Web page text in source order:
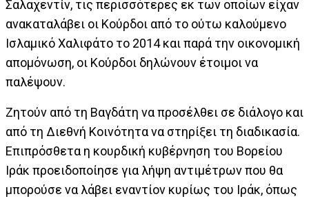
Σαλαχεντίν, τις περισσότερες εκ των οποίων είχαν
ανακαταλάβει οι Κούρδοι από το ούτω καλούμενο
Ισλαμικό Χαλιφάτο το 2014 και παρά την οικονομική
απομόνωση, οι Κούρδοι δηλώνουν έτοιμοι να
παλέψουν.
Ζητούν από τη Βαγδάτη να προσέλθει σε διάλογο και
από τη Διεθνή Κοινότητα να στηρίξει τη διαδικασία.
Επιπρόσθετα η κουρδική κυβέρνηση του Βορείου
Ιράκ προειδοποίησε για λήψη αντιμέτρων που θα
μπορούσε να λάβει εναντίον κυρίως του Ιράκ, όπως